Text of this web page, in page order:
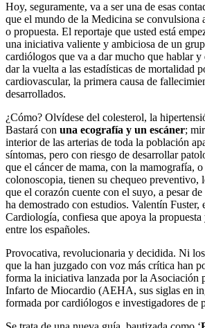
Hoy, seguramente, va a ser una de esas
que el mundo de la Medicina se convulsiona
o propuesta. El reportaje que usted está
una iniciativa valiente y ambiciosa de un
cardiólogos que va a dar mucho que hablar y
dar la vuelta a las estadísticas de mortalidad
cardiovascular, la primera causa de
desarrollados.
¿Cómo? Olvídese del colesterol, la
Bastará con una ecografía y un escáner;
interior de las arterias de toda la población
síntomas, pero con riesgo de desarrollar
que el cáncer de mama, con la mamografía,
colonoscopia, tienen su chequeo preventivo,
que el corazón cuente con el suyo, a pesar
ha demostrado con estudios. Valentín Fuster,
Cardiología, confiesa que apoya la
entre los españoles.
Provocativa, revolucionaria y decidida. Ni
que la han juzgado con voz más crítica han
forma la iniciativa lanzada por la Asociación
Infarto de Miocardio (AEHA, sus siglas en
formada por cardiólogos e investigadores de